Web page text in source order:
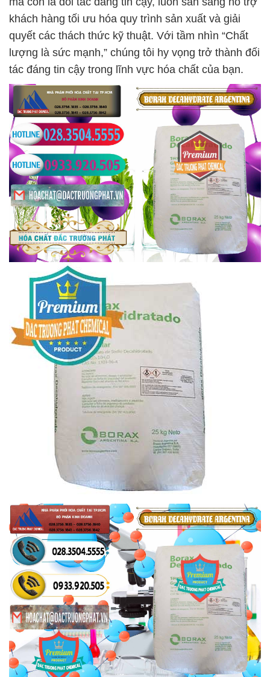
khách hàng tối ưu hóa quy trình sản xuất và giải
quyết các thách thức kỹ thuật. Với tầm nhìn “Chất
lượng là sức mạnh,” chúng tôi hy vọng trở thành đối
tác đáng tin cậy trong lĩnh vực hóa chất của bạn.